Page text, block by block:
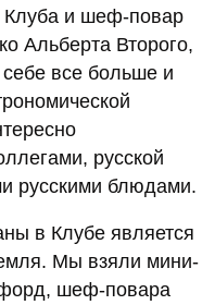
Клуба и шеф-повар
Альберта Второго,
себе все больше и
русской
русскими блюдами.
в Клубе является
Мы взяли мини-
шеф-повара